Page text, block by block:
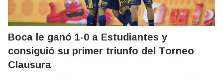
Boca le ganó 1-0 a Estudiantes y
consiguió su primer triunfo del Torneo
Clausura